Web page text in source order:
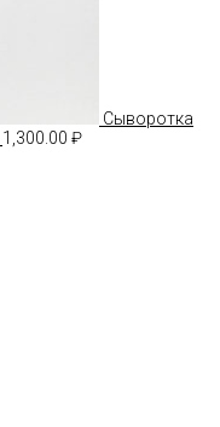
Сыворотка
1,300.00 ₽